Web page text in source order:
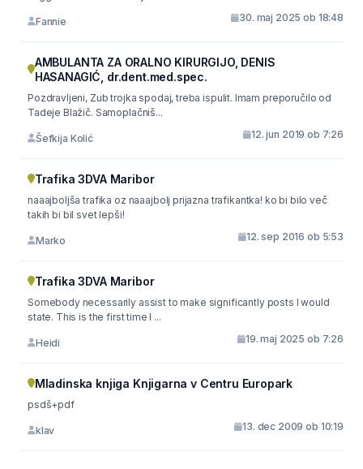
Fannie 30. maj 2025 ob 18:48
AMBULANTA ZA ORALNO KIRURGIJO, DENIS
HASANAGIĆ, dr.dent.med.spec.
Pozdravljeni, Zub trojka spodaj, treba ispulit. Imam preporučilo od
Tadeje Blažič. Samoplačniš...
Šefkija Kolić 12. jun 2019 ob 7:26
Trafika 3DVA Maribor
naaajboljša trafika oz naaajbolj prijazna trafikantka! ko bi bilo več
takih bi bil svet lepši!
Marko 12. sep 2016 ob 5:53
Trafika 3DVA Maribor
Somebody necessarily assist to make significantly posts I would
state. This is the first time I ...
Heidi 19. maj 2025 ob 7:26
Mladinska knjiga Knjigarna v Centru Europark
psdš+pdf
klav 13. dec 2009 ob 10:19